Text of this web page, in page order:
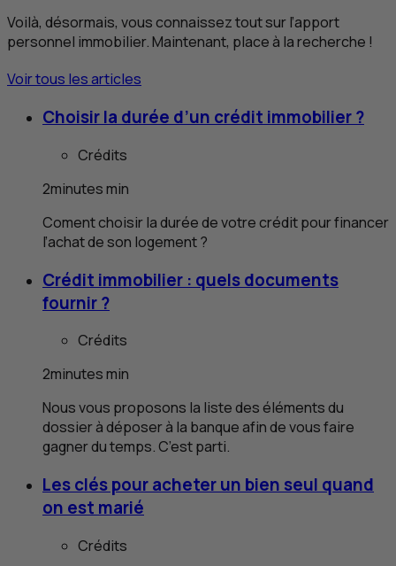
Voilà, désormais, vous connaissez tout sur l’apport
personnel immobilier. Maintenant, place à la recherche !
Voir tous les articles
Choisir la durée d’un crédit immobilier ?
Crédits
2minutesmin
Coment choisir la durée de votre crédit pour financer
l’achat de son logement ?
Crédit immobilier : quels documents
fournir ?
Crédits
2minutesmin
Nous vous proposons la liste des éléments du
dossier à déposer à la banque afin de vous faire
gagner du temps. C’est parti.
Les clés pour acheter un bien seul quand
on est marié
Crédits